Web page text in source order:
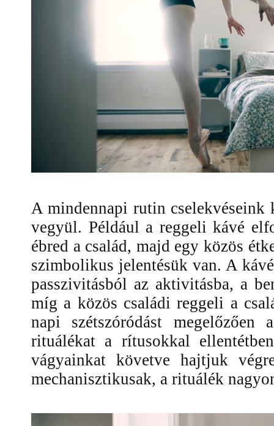
A mindennapi rutin cselekvéseink
vegyül. Például a reggeli kávé
ébred a család, majd egy közös
szimbolikus jelentésük van. A
passzivitásból az aktivitásba, a
míg a közös családi reggeli a
napi szétszóródást
rituálékat a rítusokkal
vágyainkat követve hajtjuk
mechanisztikusak, a rituálék